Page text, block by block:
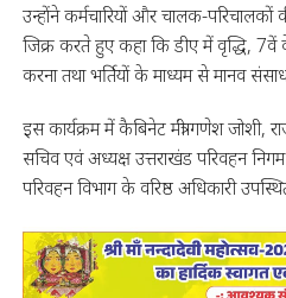
उन्होंने कर्मचारियों और चालक-
जिक्र करते हुए कहा कि डीए में वृद्धि, 7वें
करना तथा भर्तियों के माध्यम से मानव
इस कार्यक्रम में कैबिनेट मंत्री गणेश
सचिव एवं अध्यक्ष उत्तराखंड परिवहन
परिवहन विभाग के वरिष्ठ अधिकारी